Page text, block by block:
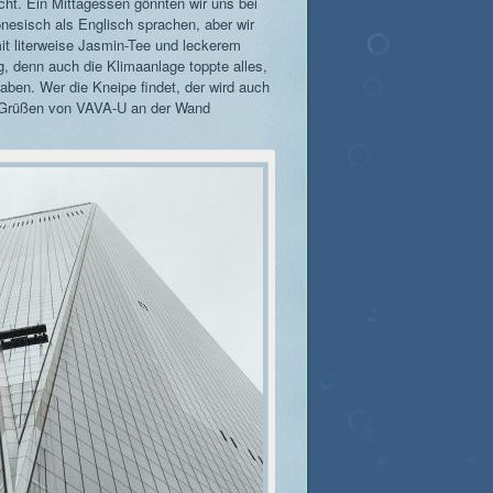
als Englisch sprachen, aber wir
literweise Jasmin-Tee und leckerem
denn auch die Klimaanlage toppte alles,
Wer die Kneipe findet, der wird auch
von VAVA-U an der Wand